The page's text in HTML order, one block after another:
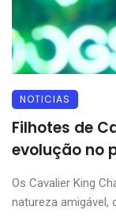
NOTICIAS
Filhotes de
evolução no
Os Cavalier King
natureza amigável,